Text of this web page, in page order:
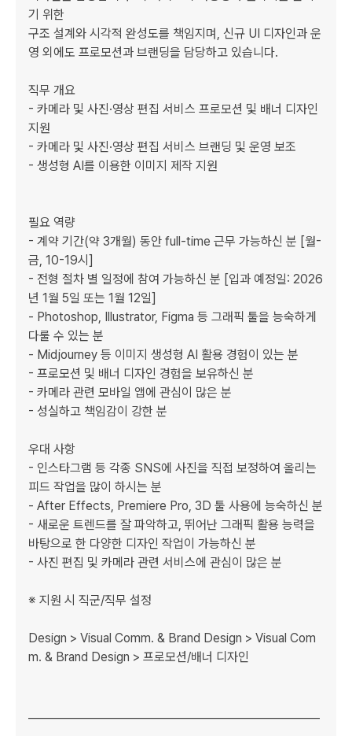
기 위한
구조 설계와 시각적 완성도를 책임지며, 신규 UI 디자인과 운
영 외에도 프로모션과 브랜딩을 담당하고 있습니다.
직무 개요
- 카메라 및 사진·영상 편집 서비스 프로모션 및 배너 디자인
지원
- 카메라 및 사진·영상 편집 서비스 브랜딩 및 운영 보조
- 생성형 AI를 이용한 이미지 제작 지원
필요 역량
- 계약 기간(약 3개월) 동안 full-time 근무 가능하신 분 [월-
금, 10-19시]
- 전형 절차 별 일정에 참여 가능하신 분 [입과 예정일: 2026
년 1월 5일 또는 1월 12일]
- Photoshop, Illustrator, Figma 등 그래픽 툴을 능숙하게
다룰 수 있는 분
- Midjourney 등 이미지 생성형 AI 활용 경험이 있는 분
- 프로모션 및 배너 디자인 경험을 보유하신 분
- 카메라 관련 모바일 앱에 관심이 많은 분
- 성실하고 책임감이 강한 분
우대 사항
- 인스타그램 등 각종 SNS에 사진을 직접 보정하여 올리는
피드 작업을 많이 하시는 분
- After Effects, Premiere Pro, 3D 툴 사용에 능숙하신 분
- 새로운 트렌드를 잘 파악하고, 뛰어난 그래픽 활용 능력을
바탕으로 한 다양한 디자인 작업이 가능하신 분
- 사진 편집 및 카메라 관련 서비스에 관심이 많은 분
※ 지원 시 직군/직무 설정
Design > Visual Comm. & Brand Design > Visual Com
m. & Brand Design > 프로모션/배너 디자인